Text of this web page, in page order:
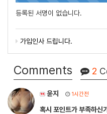
등록된 서명이 없습니다.
가입인사 드립니다.
Comments 2
윤지 1시간전
혹시 포인트가 부족하신